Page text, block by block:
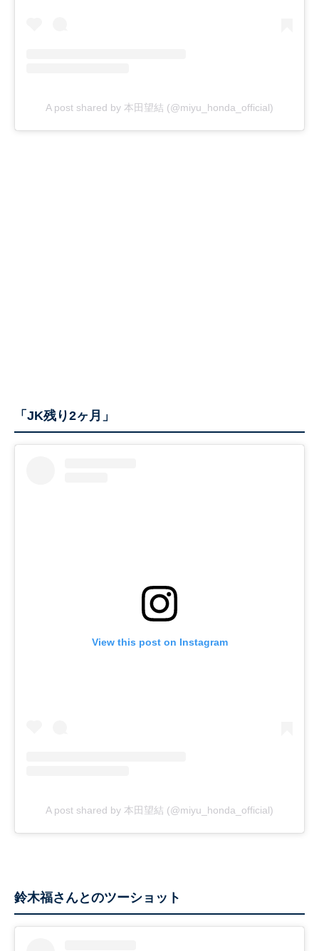
A post shared by 本田望結 (@miyu_honda_official)
「JK残り2ヶ月」
View this post on Instagram
A post shared by 本田望結 (@miyu_honda_official)
鈴木福さんとのツーショット